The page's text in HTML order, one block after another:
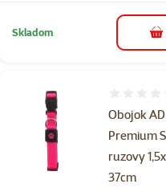
Skladom
Obojok AD
Premium S
ruzovy
37cm